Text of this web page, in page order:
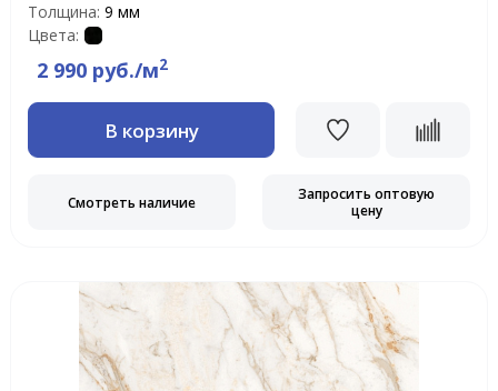
Толщина: 9 мм
Цвета:
2 990 руб./м2
В корзину
Смотреть наличие
Запросить оптовую
цену